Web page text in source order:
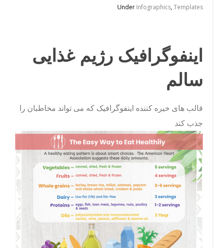
UnderInfographics,Templates
اینفوگرافیک رژیم غذایی
سالم
قالب های خیره کننده اینفوگرافیک که می تواند مخاطبان را
جذب کند